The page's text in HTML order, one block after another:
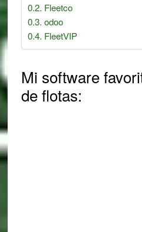
Fleetco
odoo
FleetVIP
Mi software
de flotas: